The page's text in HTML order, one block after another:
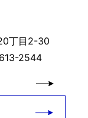
丁目2-30
2544